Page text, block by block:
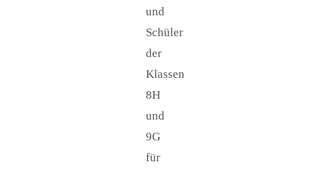
und
Schüler
der
Klassen
8H
und
9G
für